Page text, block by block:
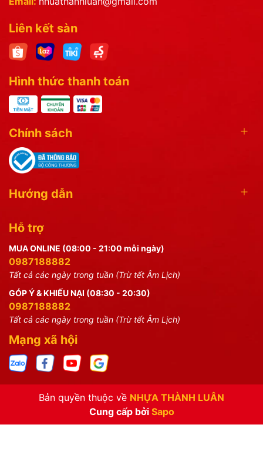
Liên kết sàn
Hình thức thanh toán
Chính sách
Hướng dẫn
Hỗ trợ
MUA ONLINE (08:00 - 21:00 mỗi ngày)
0987188882
Tất cả các ngày trong tuần (Trừ tết Âm Lịch)
GÓP Ý & KHIẾU NẠI (08:30 - 20:30)
0987188882
Tất cả các ngày trong tuần (Trừ tết Âm Lịch)
Mạng xã hội
Bản quyền thuộc về NHỰA THÀNH LUÂN
Cung cấp bởi Sapo